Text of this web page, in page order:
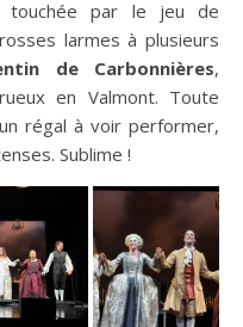
touchée par le jeu de
larmes à plusieurs
de Carbonnières,
en Valmont. Toute
régal à voir performer,
Sublime !